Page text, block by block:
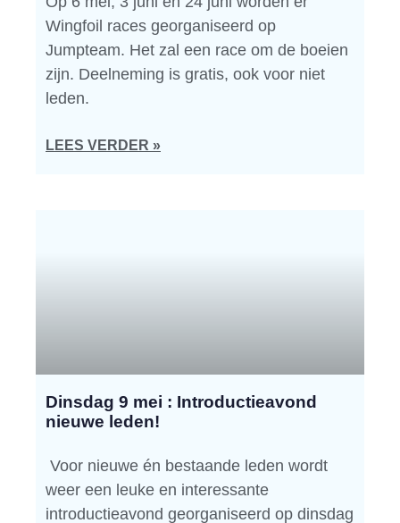
Wingfoil races georganiseerd op
Jumpteam. Het zal een race om de boeien
zijn. Deelneming is gratis, ook voor niet
leden.
LEES VERDER »
Dinsdag 9 mei : Introductieavond
nieuwe leden!
Voor nieuwe én bestaande leden wordt
weer een leuke en interessante
introductieavond georganiseerd op dinsdag